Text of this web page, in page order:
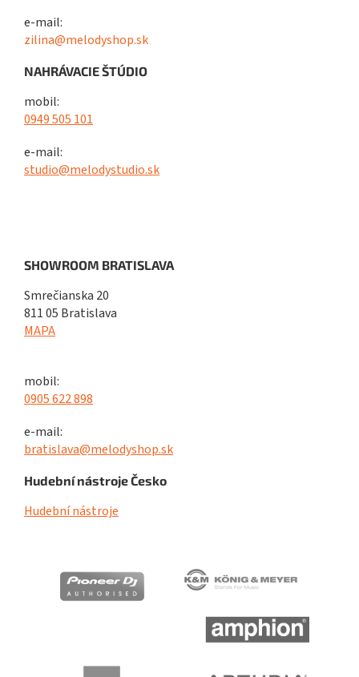
e-mail:
zilina@melodyshop.sk
NAHRÁVACIE ŠTÚDIO
mobil:
0949 505 101
e-mail:
studio@melodystudio.sk
SHOWROOM BRATISLAVA
Smrečianska 20
811 05 Bratislava
MAPA
mobil:
0905 622 898
e-mail:
bratislava@melodyshop.sk
Hudební nástroje Česko
Hudební nástroje